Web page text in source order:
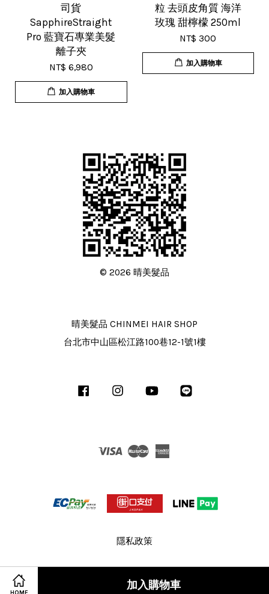
加入購物車
司貨
SapphireStraight
Pro 藍寶石專業美髮
離子夾
NT$ 6,980
加入購物車
粒 去頭皮角質 海洋
玫瑰 甜檸檬 250ml
NT$ 300
加入購物車
© 2026 晴美髮品
晴美髮品 CHINMEI HAIR SHOP
台北市中山區松江路100巷12-1號1樓
Facebook InstagramYouTube
Visa Master
隱私政策